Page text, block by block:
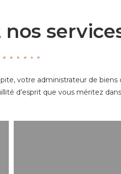
nos
votre administrateur de
d’esprit que vous méritez